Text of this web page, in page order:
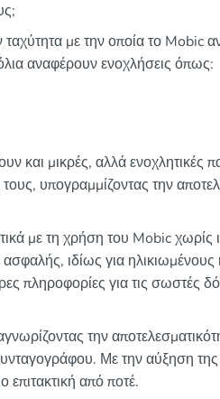
με την οποία το Mobic
αναφέρουν ενοχλήσεις όπως:
και μικρές, αλλά ενοχλητικές
υπογραμμίζοντας την
με τη χρήση του Mobic χωρίς
ιδίως για
πληροφορίες για τις σωστές
την
Με την αύξηση της
από ποτέ.